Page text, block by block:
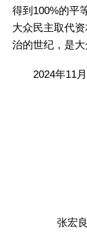
得到100%的平
大众民主取代
治的世纪，是大
2024年11
张宏